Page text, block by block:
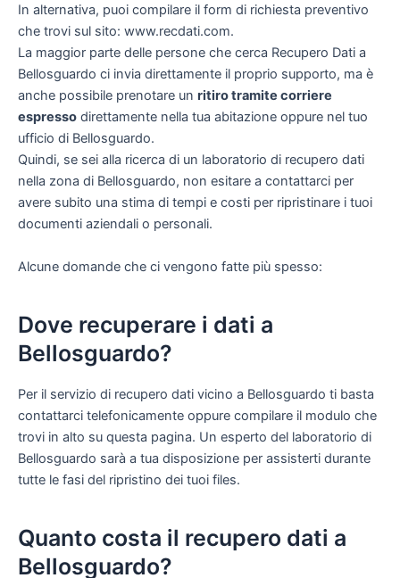
In alternativa, puoi compilare il form di richiesta preventivo
che trovi sul sito: www.recdati.com.
La maggior parte delle persone che cerca Recupero Dati a
Bellosguardo ci invia direttamente il proprio supporto, ma è
anche possibile prenotare un ritiro tramite corriere
espresso direttamente nella tua abitazione oppure nel tuo
ufficio di Bellosguardo.
Quindi, se sei alla ricerca di un laboratorio di recupero dati
nella zona di Bellosguardo, non esitare a contattarci per
avere subito una stima di tempi e costi per ripristinare i tuoi
documenti aziendali o personali.
Alcune domande che ci vengono fatte più spesso:
Dove recuperare i dati a
Bellosguardo?
Per il servizio di recupero dati vicino a Bellosguardo ti basta
contattarci telefonicamente oppure compilare il modulo che
trovi in alto su questa pagina. Un esperto del laboratorio di
Bellosguardo sarà a tua disposizione per assisterti durante
tutte le fasi del ripristino dei tuoi files.
Quanto costa il recupero dati a
Bellosguardo?